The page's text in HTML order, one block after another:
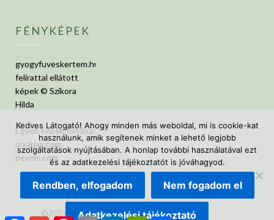
FÉNYKÉPEK
gyogyfuveskertem.hu
felirattal ellátott
képek © Szikora
Hilda
Egyéb képek forrása:
pixabay.com,
pexels.com
©2026 GyógyfüvesKertem| Design:Newspaperly
Kedves Látogató! Ahogy minden más weboldal, mi is cookie-kat
használunk, amik segítenek minket a lehető legjobb
szolgáltatások nyújtásában. A honlap további használatával ezt
és az adatkezelési tájékoztatót is jóváhagyod.
Rendben, elfogadom Nem fogadom el
Adatkezelési tájékoztató